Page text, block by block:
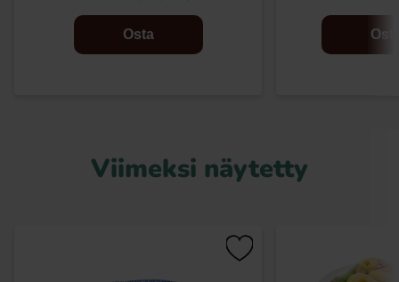
Osta
Viimeksi näytetty